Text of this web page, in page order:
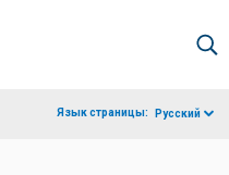
Язык страницы: Русский